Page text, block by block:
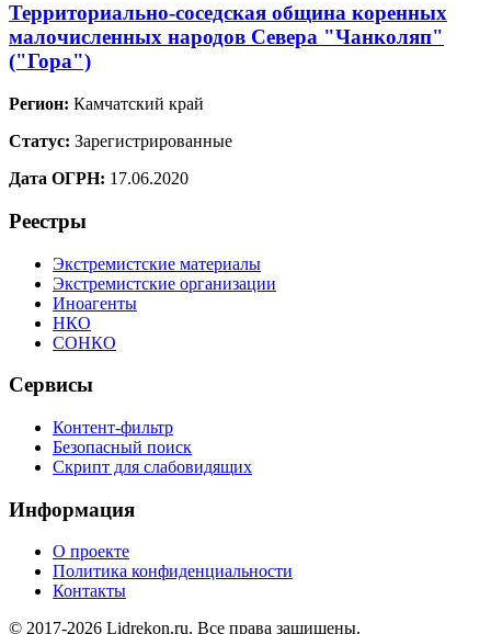
Территориально-соседская община коренных
малочисленных народов Севера "Чанколяп"
("Гора")
Регион: Камчатский край
Статус: Зарегистрированные
Дата ОГРН: 17.06.2020
Реестры
Экстремистские материалы
Экстремистские организации
Иноагенты
НКО
СОНКО
Сервисы
Контент-фильтр
Безопасный поиск
Скрипт для слабовидящих
Информация
О проекте
Политика конфиденциальности
Контакты
© 2017-2026 Lidrekon.ru. Все права защищены.